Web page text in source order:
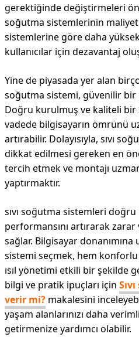
gerektiğinde değiştirmeleri
soğutma sistemlerinin
sistemlerine göre daha
kullanıcılar için dezavantaj
Yine de piyasada yer alan
soğutma sistemi, güvenilir bir
Doğru kurulmuş ve kaliteli bir
vadede bilgisayarın ömrünü
artırabilir. Dolayısıyla, sıvı
dikkat edilmesi gereken en
tercih etmek ve montajı
yaptırmaktır.
sıvı soğutma sistemleri doğru
performansını artırarak
sağlar. Bilgisayar donanımına
sistemi seçmek, hem
ısıl yönetimi etkili bir şekilde
bilgi ve pratik ipuçları için
verir mi? makalesini
yaşam alanlarınızı daha
getirmenize yardımcı olabilir.